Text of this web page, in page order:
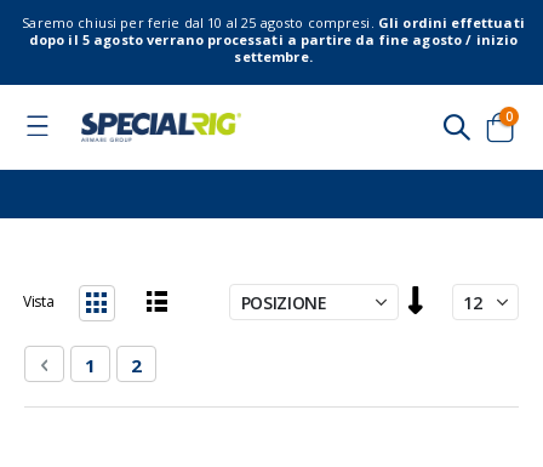
Saremo chiusi per ferie dal 10 al 25 agosto compresi. Gli ordini effettuati
dopo il 5 agosto verrano processati a partire da fine agosto / inizio
settembre.
Toggle
Cart
0
la
Pagina
Pagina
Precedente
Pagina
1 Attualmente stai leggendo la pagina
2
Vista